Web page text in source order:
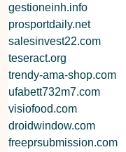
gestioneinh.info
prosportdaily.net
salesinvest22.com
teseract.org
trendy-ama-shop.com
ufabett732m7.com
visiofood.com
droidwindow.com
freeprsubmission.com